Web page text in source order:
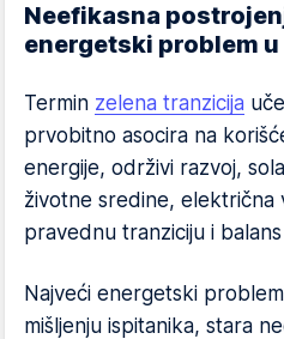
Neefikasna
energetski problem
Termin zelena tranzicija
prvobitno asocira na
energije, održivi razvoj,
životne sredine, električna
pravednu tranziciju i
Najveći energetski
mišljenju ispitanika, stara